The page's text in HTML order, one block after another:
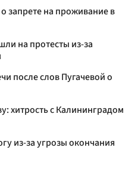
запрете на проживание в
на протесты из-за
после слов Пугачевой о
хитрость с Калининградом
из-за угрозы окончания